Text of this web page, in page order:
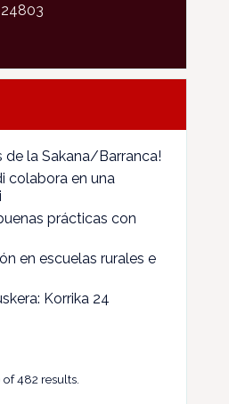
de la Sakana/Barranca!
colabora en una
prácticas con
en escuelas rurales e
Korrika 24
482 results.